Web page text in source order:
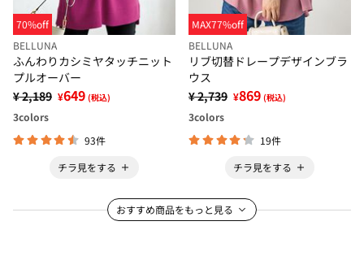
70%off
BELLUNA
ふんわりカシミヤタッチニット
プルオーバー
¥ 2,189 ¥649 (税込)
3colors
93件
チラ見をする
MAX77%off
BELLUNA
リブ切替ドレープデザインブラ
ウス
¥ 2,739 ¥869 (税込)
3colors
19件
チラ見をする
おすすめ商品をもっと見る